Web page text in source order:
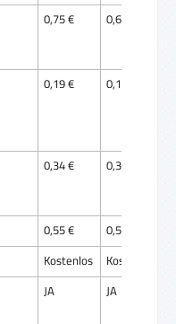
0,75 € 0,69 €
0,19 € 0,19 €
0,34 € 0,34 €
0,55 €
0,55 €
Kostenlos
Kostenlos
JA JA